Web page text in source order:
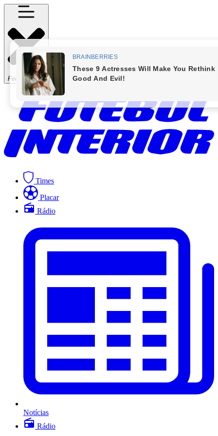
Fechar Menu
Times
Placar
Rádio
Notícias
Rádio